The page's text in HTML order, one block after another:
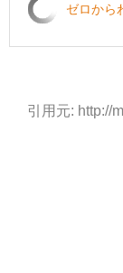
ゼロから
引用元: http://